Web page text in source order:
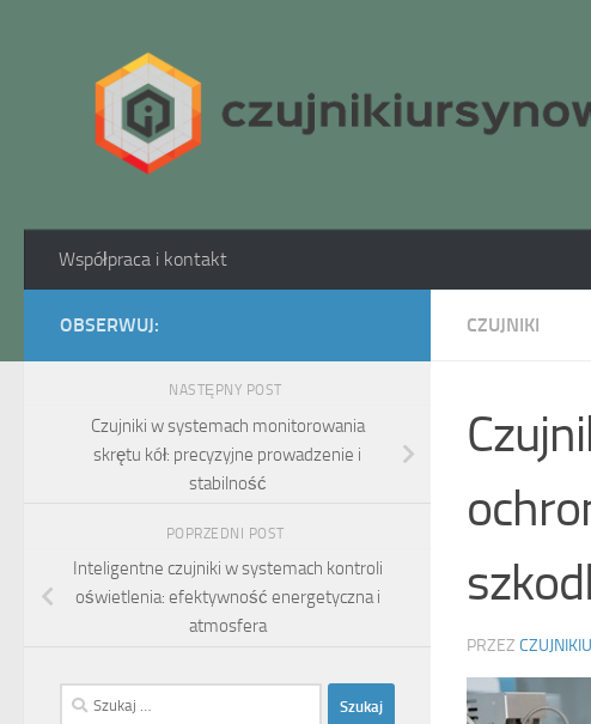
Współpraca i kontakt
CZUJNIKI
PRZEZ
OBSERWUJ:
NASTĘPNY POST
Czujniki w systemach monitorowania
skrętu kół: precyzyjne prowadzenie i
stabilność
POPRZEDNI POST
Inteligentne czujniki w systemach kontroli
oświetlenia: efektywność energetyczna i
atmosfera
Szukaj: